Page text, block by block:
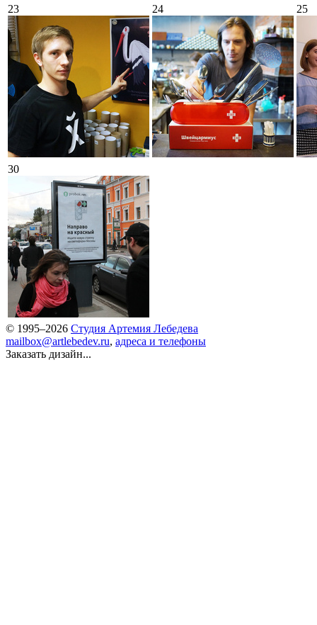
23 24 25
30
© 1995–2026 Студия Артемия Лебедева
mailbox@artlebedev.ru, адреса и телефоны
Заказать дизайн...